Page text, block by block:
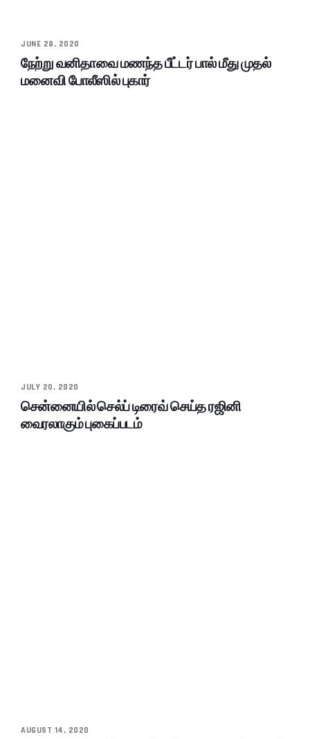
JUNE 28, 2020
நேற்று வனிதாவை மணந்த பீட்டர் பால் மீது முதல்
மனைவி போலீஸில் புகார்
JULY 20, 2020
சென்னையில் செல்ப் டிரைவ் செய்த ரஜினி
வைரலாகும் புகைப்படம்
AUGUST 14, 2020